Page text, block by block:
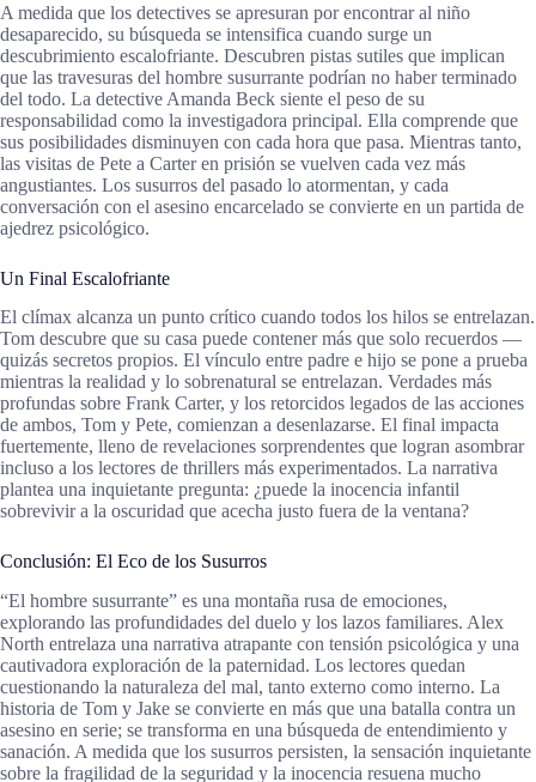
A medida que los detectives se apresuran por encontrar al niño
desaparecido, su búsqueda se intensifica cuando surge un
descubrimiento escalofriante. Descubren pistas sutiles que implican
que las travesuras del hombre susurrante podrían no haber terminado
del todo. La detective Amanda Beck siente el peso de su
responsabilidad como la investigadora principal. Ella comprende que
sus posibilidades disminuyen con cada hora que pasa. Mientras tanto,
las visitas de Pete a Carter en prisión se vuelven cada vez más
angustiantes. Los susurros del pasado lo atormentan, y cada
conversación con el asesino encarcelado se convierte en un partida de
ajedrez psicológico.
Un Final Escalofriante
El clímax alcanza un punto crítico cuando todos los hilos se entrelazan.
Tom descubre que su casa puede contener más que solo recuerdos —
quizás secretos propios. El vínculo entre padre e hijo se pone a prueba
mientras la realidad y lo sobrenatural se entrelazan. Verdades más
profundas sobre Frank Carter, y los retorcidos legados de las acciones
de ambos, Tom y Pete, comienzan a desenlazarse. El final impacta
fuertemente, lleno de revelaciones sorprendentes que logran asombrar
incluso a los lectores de thrillers más experimentados. La narrativa
plantea una inquietante pregunta: ¿puede la inocencia infantil
sobrevivir a la oscuridad que acecha justo fuera de la ventana?
Conclusión: El Eco de los Susurros
“El hombre susurrante” es una montaña rusa de emociones,
explorando las profundidades del duelo y los lazos familiares. Alex
North entrelaza una narrativa atrapante con tensión psicológica y una
cautivadora exploración de la paternidad. Los lectores quedan
cuestionando la naturaleza del mal, tanto externo como interno. La
historia de Tom y Jake se convierte en más que una batalla contra un
asesino en serie; se transforma en una búsqueda de entendimiento y
sanación. A medida que los susurros persisten, la sensación inquietante
sobre la fragilidad de la seguridad y la inocencia resuena mucho